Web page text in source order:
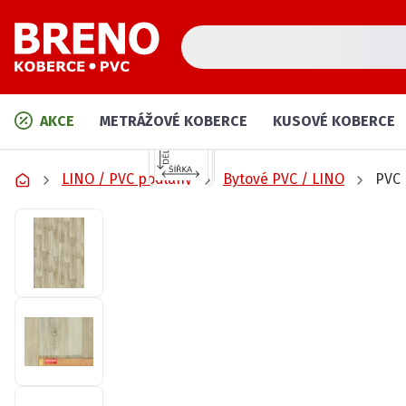
AKCE METRÁŽOVÉ KOBERCE KUSOVÉ KOBERCE
LINO / PVC podlahy Bytové PVC / LINO